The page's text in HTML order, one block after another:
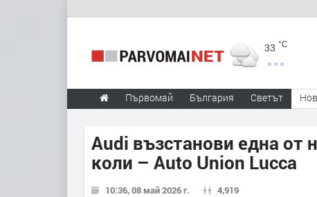
33 °C
Първомай България Светът
Audi възстанови една от
коли – Auto Union Lucca
10:36, 08 май 2026 г. 4,919